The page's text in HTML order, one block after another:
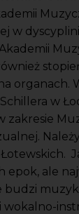
w
organach.
w
zakresie
epok, ale
wokalno-